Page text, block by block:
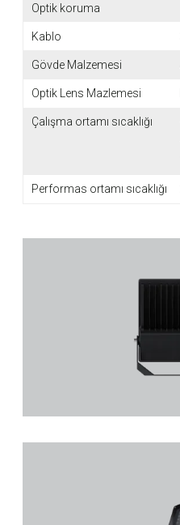
Optik koruma
Kablo
Gövde Malzemesi
Optik Lens Mazlemesi
Çalışma ortamı sıcaklığı
Performas ortamı sıcaklığı